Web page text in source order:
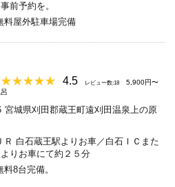
前予約を。
料屋外駐車場完備
4.5 レビュー数:18
5,900円〜
宮城県刈田郡蔵王町遠刈田温泉上の原
Ｒ 白石蔵王駅よりお車／白石ＩＣまた
りお車にて約２５分
料8台完備。